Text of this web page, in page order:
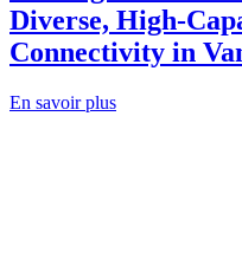
Diverse, High-
Connectivity in
En savoir plus